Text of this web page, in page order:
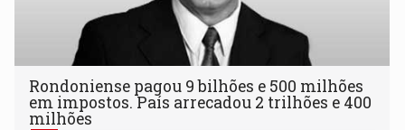
Rondoniense pagou 9 bilhões e 500 milhões
em impostos. País arrecadou 2 trilhões e 400
milhões